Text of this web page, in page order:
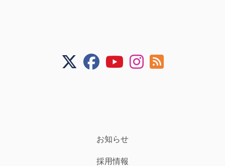
お知らせ
採用情報